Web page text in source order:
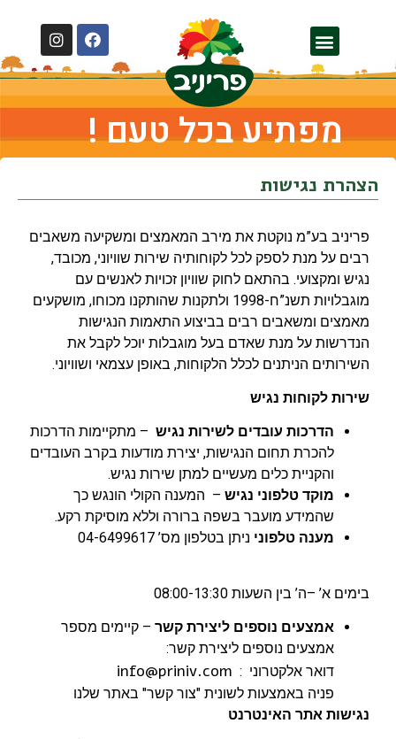
מפתיע בכל טעם !
הצהרת נגישות
פריניב בע”מ נוקטת את מירב המאמצים ומשקיעה משאבים
רבים על מנת לספק לכל לקוחותיה שירות שוויוני, מכובד,
נגיש ומקצועי. בהתאם לחוק שוויון זכויות לאנשים עם
מוגבלויות תשנ”ח-1998 ולתקנות שהותקנו מכוחו, מושקעים
מאמצים ומשאבים רבים בביצוע התאמות הנגישות
הנדרשות על מנת שאדם בעל מוגבלות יוכל לקבל את
השירותים הניתנים לכלל הלקוחות, באופן עצמאי ושוויוני.
שירות לקוחות נגיש
הדרכות עובדים לשירות נגיש – מתקיימות הדרכות
להכרת תחום הנגישות, יצירת מודעות בקרב העובדים
והקניית כלים מעשיים למתן שירות נגיש.
מוקד טלפוני נגיש – המענה הקולי הונגש כך
שהמידע מועבר בשפה ברורה וללא מוסיקת רקע.
מענה טלפוני ניתן בטלפון מס’ 04-6499617
בימים א’ –ה’ בין השעות 08:00-13:30
אמצעים נוספים ליצירת קשר – קיימים מספר
אמצעים נוספים ליצירת קשר:
דואר אלקטרוני : info@priniv.com
פניה באמצעות לשונית "צור קשר" באתר שלנו
נגישות אתר האינטרנט